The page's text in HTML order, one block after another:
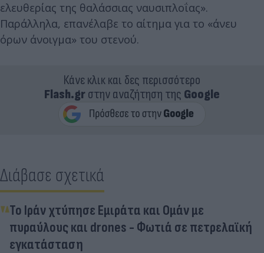
ελευθερίας της θαλάσσιας ναυσιπλοΐας».
Παράλληλα, επανέλαβε το αίτημα για το «άνευ
όρων άνοιγμα» του στενού.
Κάνε κλικ και δες περισσότερο
Flash.grστην αναζήτηση της Google
Διάβασε σχετικά
Το Ιράν χτύπησε Εμιράτα και Ομάν με
πυραύλους και drones - Φωτιά σε πετρελαϊκή
εγκατάσταση